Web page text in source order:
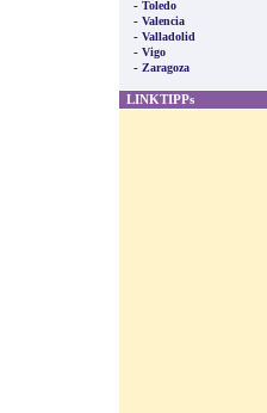
- Toledo
- Valencia
- Valladolid
- Vigo
- Zaragoza
LINKTIPPs